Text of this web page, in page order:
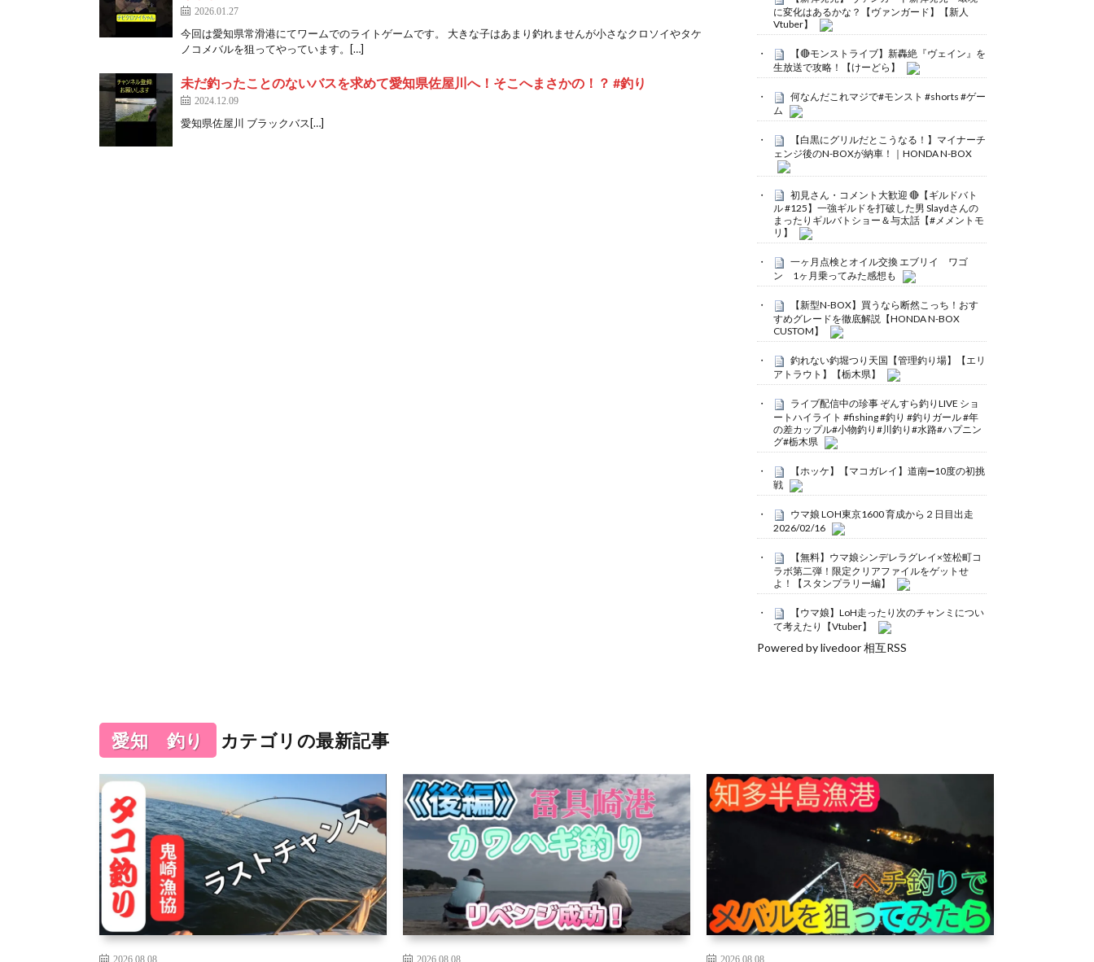
2026.01.27
今回は愛知県常滑港にてワームでのライトゲームです。 大きな子はあまり釣れませんが小さなクロソイやタケ
ノコメバルを狙ってやっています。[…]
未だ釣ったことのないバスを求めて愛知県佐屋川へ！そこへまさかの！？ #釣り
2024.12.09
愛知県佐屋川 ブラックバス[…]
に変化はあるかな？【ヴァンガード】【新人
Vtuber】
【🔴モンストライブ】新轟絶『ヴェイン』を
生放送で攻略！【けーどら】
何なんだこれマジで#モンスト #shorts #ゲー
ム
【白黒にグリルだとこうなる！】マイナーチ
ェンジ後のN-BOXが納車！｜HONDA N-BOX
初見さん・コメント大歓迎 🔴【ギルドバト
ル #125】一強ギルドを打破した男 Slaydさんの
まったりギルバトショー＆与太話【#メメントモ
リ】
一ヶ月点検とオイル交換 エブリイ ワゴ
ン 1ヶ月乗ってみた感想も
【新型N-BOX】買うなら断然こっち！おす
すめグレードを徹底解説【HONDA N-BOX
CUSTOM】
釣れない釣堀つり天国【管理釣り場】【エリ
アトラウト】【栃木県】
ライブ配信中の珍事 ぞんすら釣りLIVE ショ
ートハイライト #fishing #釣り #釣りガール #年
の差カップル#小物釣り#川釣り#水路#ハプニン
グ#栃木県
【ホッケ】【マコガレイ】道南➖10度の初挑
戦
ウマ娘 LOH東京1600 育成から２日目出走
2026/02/16
【無料】ウマ娘シンデレラグレイ×笠松町コ
ラボ第二弾！限定クリアファイルをゲットせ
よ！【スタンプラリー編】
【ウマ娘】LoH走ったり次のチャンミについ
て考えたり【Vtuber】
Powered by livedoor 相互RSS
愛知 釣り カテゴリの最新記事
2026.08.08 2026.08.08 2026.08.08